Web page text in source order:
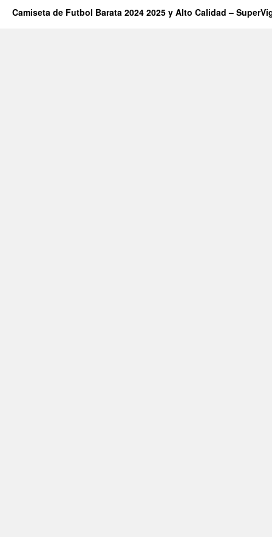
Camiseta de Futbol Barata 2024 2025 y Alto Calidad –